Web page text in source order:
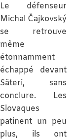
Le défenseur
Michal Čajkovský
se retrouve
même
étonnamment
échappé devant
Säteri, sans
conclure. Les
Slovaques
patinent un peu
plus, ils ont